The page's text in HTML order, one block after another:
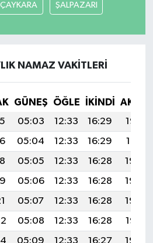
ÇAYKARA ŞALPAZARI
NAMAZ VAKITLERI
GÜNEŞ ÖĞLE İKINDI
05:03 12:33 16:29
19:52
05:04 12:33 16:29
19:51
05:05 12:33 16:28
19:50
05:06 12:33 16:28
19:49
05:07 12:33 16:28
19:48
05:08 12:33 16:28
19:47
05:09 12:33 16:27
19:46